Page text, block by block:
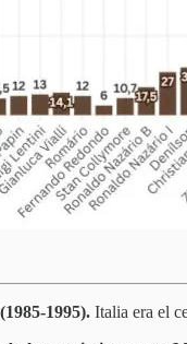
1995). Italia era el